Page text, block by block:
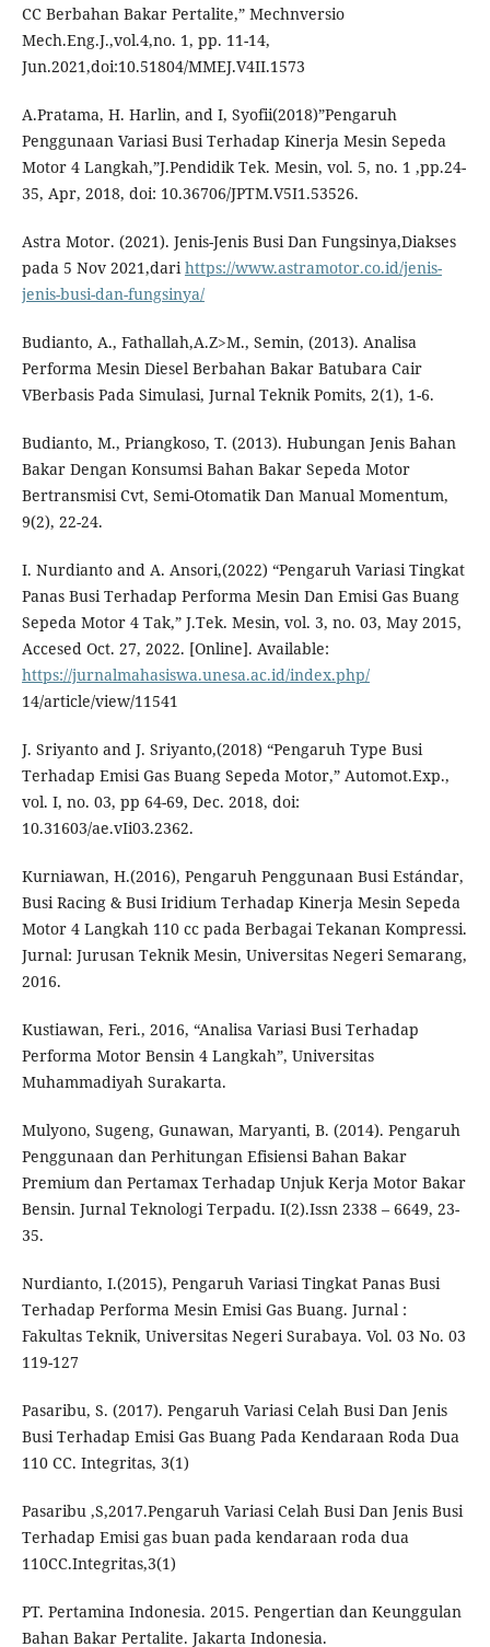
CC Berbahan Bakar Pertalite,” Mechnversio
Mech.Eng.J.,vol.4,no. 1, pp. 11-14,
Jun.2021,doi:10.51804/MMEJ.V4II.1573
A.Pratama, H. Harlin, and I, Syofii(2018)”Pengaruh
Penggunaan Variasi Busi Terhadap Kinerja Mesin Sepeda
Motor 4 Langkah,”J.Pendidik Tek. Mesin, vol. 5, no. 1 ,pp.24-
35, Apr, 2018, doi: 10.36706/JPTM.V5I1.53526.
Astra Motor. (2021). Jenis-Jenis Busi Dan Fungsinya,Diakses
pada 5 Nov 2021,darihttps://www.astramotor.co.id/jenis-
jenis-busi-dan-fungsinya/
Budianto, A., Fathallah,A.Z>M., Semin, (2013). Analisa
Performa Mesin Diesel Berbahan Bakar Batubara Cair
VBerbasis Pada Simulasi, Jurnal Teknik Pomits, 2(1), 1-6.
Budianto, M., Priangkoso, T. (2013). Hubungan Jenis Bahan
Bakar Dengan Konsumsi Bahan Bakar Sepeda Motor
Bertransmisi Cvt, Semi-Otomatik Dan Manual Momentum,
9(2), 22-24.
I. Nurdianto and A. Ansori,(2022) “Pengaruh Variasi Tingkat
Panas Busi Terhadap Performa Mesin Dan Emisi Gas Buang
Sepeda Motor 4 Tak,” J.Tek. Mesin, vol. 3, no. 03, May 2015,
Accesed Oct. 27, 2022. [Online]. Available:
https://jurnalmahasiswa.unesa.ac.id/index.php/
14/article/view/11541
J. Sriyanto and J. Sriyanto,(2018) “Pengaruh Type Busi
Terhadap Emisi Gas Buang Sepeda Motor,” Automot.Exp.,
vol. I, no. 03, pp 64-69, Dec. 2018, doi:
10.31603/ae.vIi03.2362.
Kurniawan, H.(2016), Pengaruh Penggunaan Busi Estándar,
Busi Racing & Busi Iridium Terhadap Kinerja Mesin Sepeda
Motor 4 Langkah 110 cc pada Berbagai Tekanan Kompressi.
Jurnal: Jurusan Teknik Mesin, Universitas Negeri Semarang,
2016.
Kustiawan, Feri., 2016, “Analisa Variasi Busi Terhadap
Performa Motor Bensin 4 Langkah”, Universitas
Muhammadiyah Surakarta.
Mulyono, Sugeng, Gunawan, Maryanti, B. (2014). Pengaruh
Penggunaan dan Perhitungan Efisiensi Bahan Bakar
Premium dan Pertamax Terhadap Unjuk Kerja Motor Bakar
Bensin. Jurnal Teknologi Terpadu. I(2).Issn 2338 – 6649, 23-
35.
Nurdianto, I.(2015), Pengaruh Variasi Tingkat Panas Busi
Terhadap Performa Mesin Emisi Gas Buang. Jurnal :
Fakultas Teknik, Universitas Negeri Surabaya. Vol. 03 No. 03
119-127
Pasaribu, S. (2017). Pengaruh Variasi Celah Busi Dan Jenis
Busi Terhadap Emisi Gas Buang Pada Kendaraan Roda Dua
110 CC. Integritas, 3(1)
Pasaribu ,S,2017.Pengaruh Variasi Celah Busi Dan Jenis Busi
Terhadap Emisi gas buan pada kendaraan roda dua
110CC.Integritas,3(1)
PT. Pertamina Indonesia. 2015. Pengertian dan Keunggulan
Bahan Bakar Pertalite. Jakarta Indonesia.